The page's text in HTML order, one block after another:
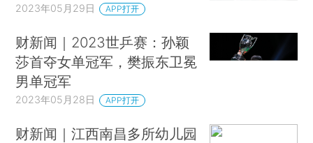
2023年05月29日 APP打开
财新闻｜2023世乒赛：孙颖
莎首夺女单冠军，樊振东卫冕
男单冠军
2023年05月28日 APP打开
财新闻｜江西南昌多所幼儿园